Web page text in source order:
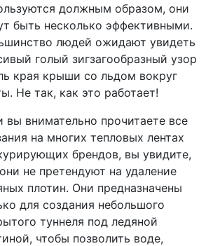
должным образом, они
быть несколько эффективными.
людей ожидают увидеть
голый зигзагообразный узор
края крыши со льдом вокруг
Не так, как это работает!
вы внимательно прочитаете все
на многих тепловых лентах
брендов, вы увидите,
не претендуют на удаление
плотин. Они предназначены
для создания небольшого
туннеля под ледяной
чтобы позволить воде,